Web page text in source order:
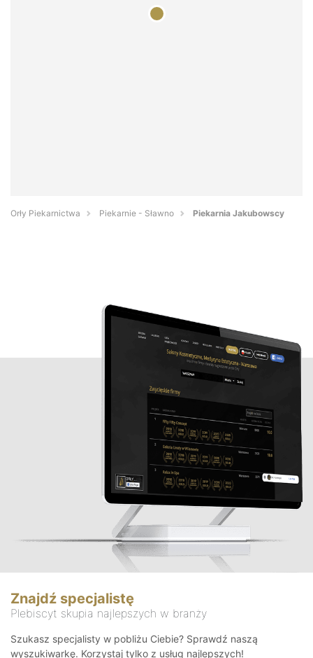
Orły Piekarnictwa Piekarnie - Sławno Piekarnia Jakubowscy
Znajdź specjalistę
Plebiscyt skupia najlepszych w branży
Szukasz specjalisty w pobliżu Ciebie? Sprawdź naszą
wyszukiwarkę. Korzystaj tylko z usług najlepszych!